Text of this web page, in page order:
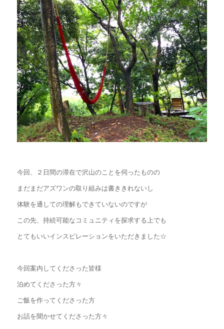
今回、２日間の滞在で沢山のことを伺ったものの
まだまだアズワンの取り組みは書ききれないし
体験を通しての理解もできていないのですが
この先、持続可能なコミュニティを探求する上でも
とてもいいインスピレーションをいただきました☆
今回案内してくださった皆様
泊めてくださった方々
ご飯を作ってくださった方
お話を聞かせてくださった方々